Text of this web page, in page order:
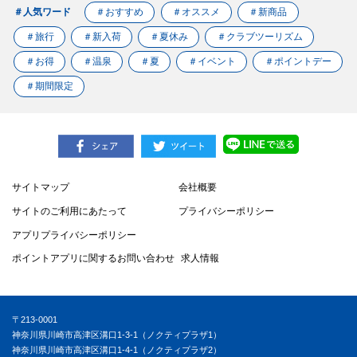
＃人気ワード ＃おすすめ ＃オススメ ＃新商品
＃旅行 ＃新入荷 ＃夏休み ＃クラブツーリズム
＃お得 ＃温泉 ＃夏 ＃イベント ＃ポイントデー
＃期間限定
サイトマップ 会社概要
サイトのご利用にあたって プライバシーポリシー
アプリプライバシーポリシー
ポイントアプリに関するお問い合わせ 求人情報
〒213-0001
神奈川県川崎市高津区溝口1-3-1（ノクティプラザ1）
神奈川県川崎市高津区溝口1-4-1（ノクティプラザ2）